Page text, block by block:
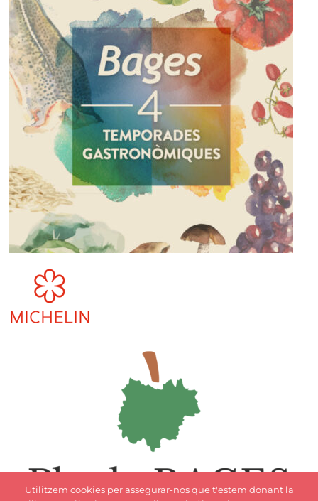
Utilitzem cookies per assegurar-nos que t'estem donant la